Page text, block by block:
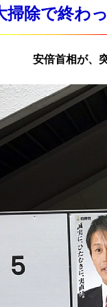
掃除で終わ
安倍首相が、